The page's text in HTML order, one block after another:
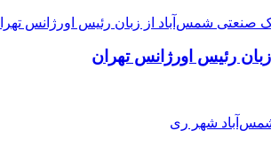
رئیس اورژانس تهران